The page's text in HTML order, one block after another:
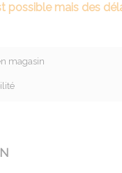
possible mais des
magasin